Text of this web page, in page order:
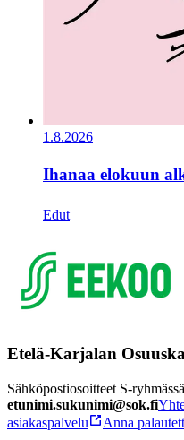
1.8.2026
Ihanaa elokuun
Edut
Etelä-Karjalan
Sähköpostiosoitteet S-
etunimi.sukunimi@sok.fi
asiakaspalvelu
Anna